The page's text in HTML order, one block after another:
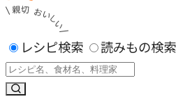
レシピ検索 読みもの検索